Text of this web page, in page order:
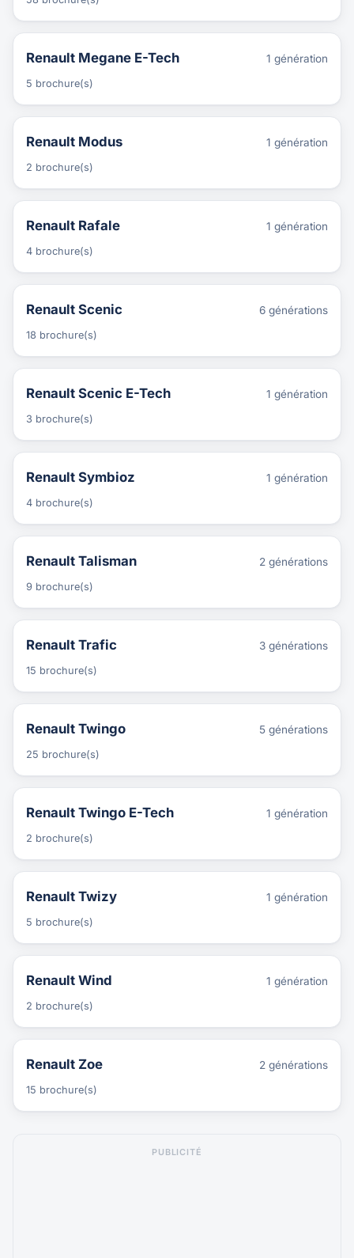
Renault Megane E-Tech 1 génération
5 brochure(s)
Renault Modus 1 génération
2 brochure(s)
Renault Rafale 1 génération
4 brochure(s)
Renault Scenic 6 générations
18 brochure(s)
Renault Scenic E-Tech 1 génération
3 brochure(s)
Renault Symbioz 1 génération
4 brochure(s)
Renault Talisman 2 générations
9 brochure(s)
Renault Trafic 3 générations
15 brochure(s)
Renault Twingo 5 générations
25 brochure(s)
Renault Twingo E-Tech 1 génération
2 brochure(s)
Renault Twizy 1 génération
5 brochure(s)
Renault Wind 1 génération
2 brochure(s)
Renault Zoe 2 générations
15 brochure(s)
PUBLICITÉ